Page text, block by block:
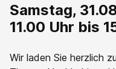
Samstag,
11.00 Uhr bis
Wir laden Sie herzlich